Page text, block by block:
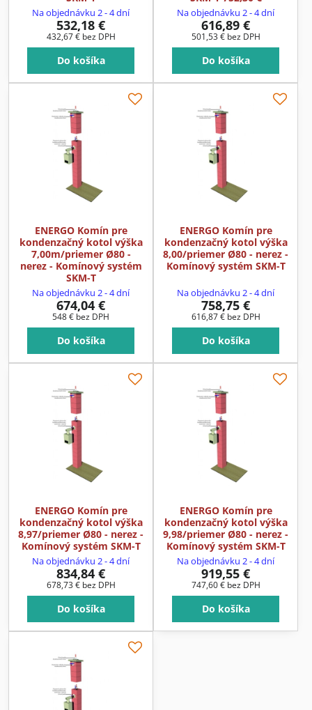
Na objednávku 2 - 4 dní
532,18 €
432,67 € bez DPH
Do košíka
Na objednávku 2 - 4 dní
616,89 €
501,53 € bez DPH
Do košíka
ENERGO Komín pre
kondenzačný kotol výška
7,00m/priemer Ø80 -
nerez - Komínový systém
SKM-T
Na objednávku 2 - 4 dní
674,04 €
548 € bez DPH
Do košíka
ENERGO Komín pre
kondenzačný kotol výška
8,00/priemer Ø80 - nerez -
Komínový systém SKM-T
Na objednávku 2 - 4 dní
758,75 €
616,87 € bez DPH
Do košíka
ENERGO Komín pre
kondenzačný kotol výška
8,97/priemer Ø80 - nerez -
Komínový systém SKM-T
Na objednávku 2 - 4 dní
834,84 €
678,73 € bez DPH
Do košíka
ENERGO Komín pre
kondenzačný kotol výška
9,98/priemer Ø80 - nerez -
Komínový systém SKM-T
Na objednávku 2 - 4 dní
919,55 €
747,60 € bez DPH
Do košíka